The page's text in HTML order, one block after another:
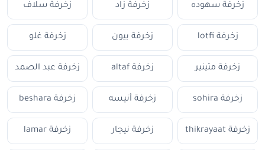
زخرفة سهوده زخرفة زاد زخرفة سلاف
زخرفة lotfi زخرفة بيون زخرفة غلو
زخرفة متينير زخرفة altaf زخرفة عبد الصمد
زخرفة sohira زخرفة أنيسه زخرفة beshara
زخرفة thikrayaat زخرفة نيجار زخرفة lamar